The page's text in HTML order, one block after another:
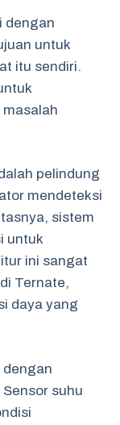
dengan
untuk
itu sendiri.
pelindung
mendeteksi
sistem
untuk
ini sangat
Ternate,
daya yang
dengan
suhu